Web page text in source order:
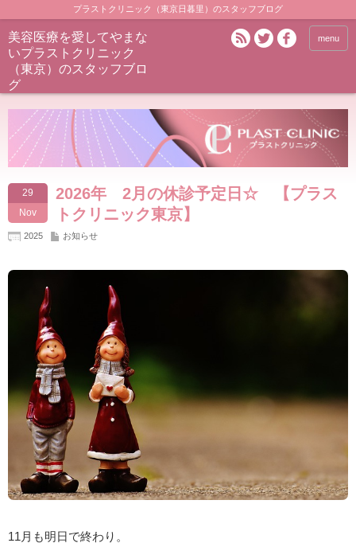
プラストクリニック（東京日暮里）のスタッフブログ
美容医療を愛してやまな
いプラストクリニック
（東京）のスタッフブロ
グ
menu
29
Nov
2026年 2月の休診予定日☆ 【プラス
トクリニック東京】
2025 お知らせ
11月も明日で終わり。